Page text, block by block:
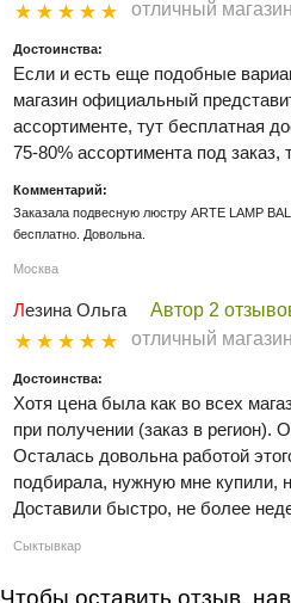
отличный
Достоинства:
Если и есть еще подобные
магазин официальный
ассортименте, тут бесплатная
75-80% ассортимента под заказ,
Комментарий:
Заказала подвесную люстру ARTE LAMP
бесплатно. Довольна.
Москва
Лезина Ольга
Автор 2
отличный
Достоинства:
Хотя цена была как во всех
при получении (заказ в
Осталась довольна работой
подбирала, нужную мне купили,
Доставили быстро, не более
Сыктывкар
Чтобы оставить отзыв,